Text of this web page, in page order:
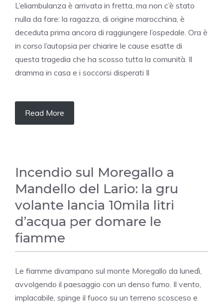
L’eliambulanza è arrivata in fretta, ma non c’è stato
nulla da fare: la ragazza, di origine marocchina, è
deceduta prima ancora di raggiungere l’ospedale. Ora è
in corso l’autopsia per chiarire le cause esatte di
questa tragedia che ha scosso tutta la comunità. Il
dramma in casa e i soccorsi disperati Il
Read More
Incendio sul Moregallo a
Mandello del Lario: la gru
volante lancia 10mila litri
d’acqua per domare le
fiamme
Le fiamme divampano sul monte Moregallo da lunedì,
avvolgendo il paesaggio con un denso fumo. Il vento,
implacabile, spinge il fuoco su un terreno scosceso e